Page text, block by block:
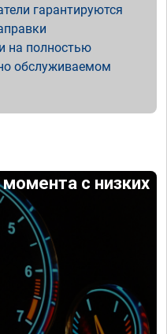
гарантируются
на полностью
обслуживаемом
с низких